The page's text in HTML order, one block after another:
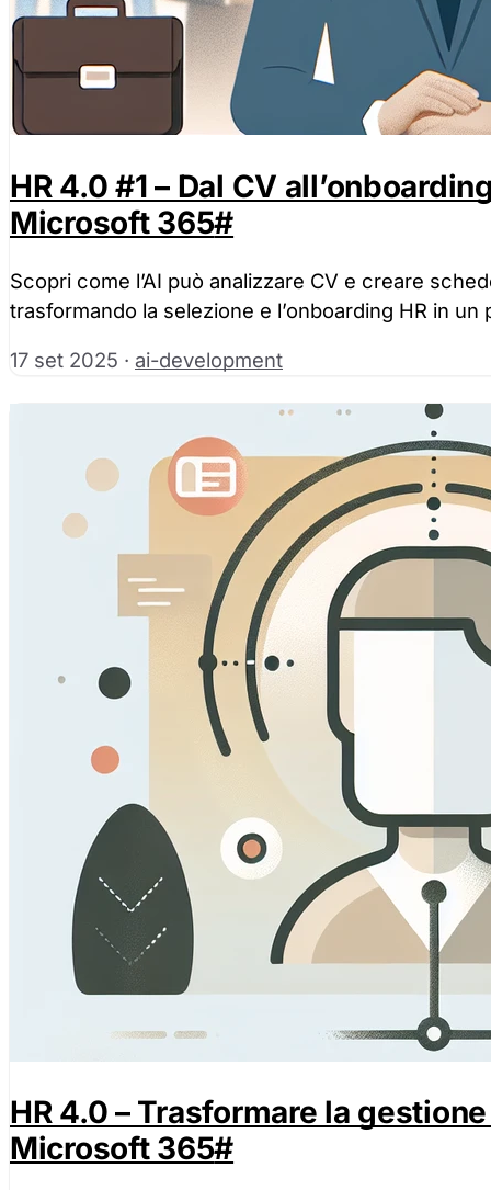
HR 4.0 #1 – Dal CV
Microsoft 365#
Scopri come l’AI può analizzare CV e creare
trasformando la selezione e l’onboarding HR in
17 set 2025 · ai-development
HR 4.0 – Trasformare la
Microsoft 365#